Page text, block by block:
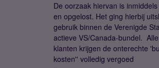
De oorzaak hiervan is
en opgelost. Het ging hierbij
gebruik binnen de Verenigde
actieve VS/Canada-bundel.
klanten krijgen de onterechte
kosten'' volledig vergoed